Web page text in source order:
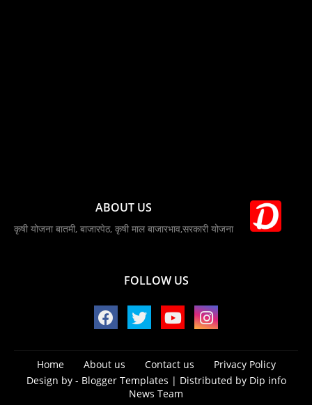
ABOUT US
कृषी योजना बातमी, बाजारपेठ, कृषी माल बाजारभाव,सरकारी योजना
FOLLOW US
Home About us Contact us
Privacy Policy
Design by - Blogger Templates | Distributed by Dip info
News Team